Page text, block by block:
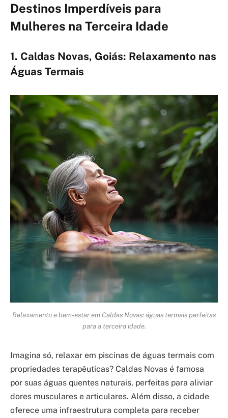
Destinos Imperdíveis para
Mulheres na Terceira Idade
1. Caldas Novas, Goiás: Relaxamento nas
Águas Termais
Relaxamento e bem-estar em Caldas Novas: águas termais perfeitas
para a terceira idade.
Imagina só, relaxar em piscinas de águas termais com
propriedades terapêuticas? Caldas Novas é famosa
por suas águas quentes naturais, perfeitas para aliviar
dores musculares e articulares. Além disso, a cidade
oferece uma infraestrutura completa para receber